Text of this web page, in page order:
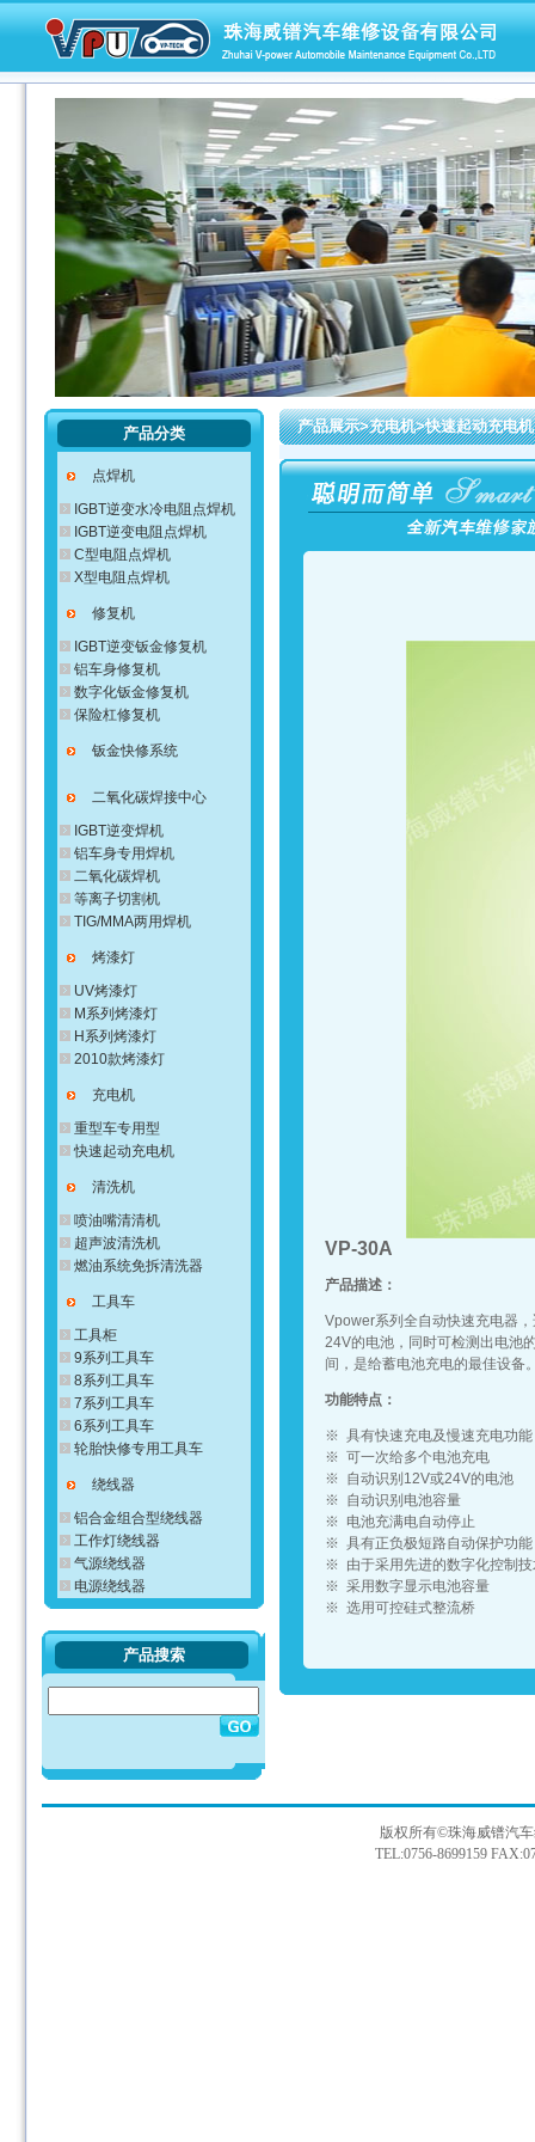
产品分类
点焊机
IGBT逆变水冷电阻点焊机
IGBT逆变电阻点焊机
C型电阻点焊机
X型电阻点焊机
修复机
IGBT逆变钣金修复机
铝车身修复机
数字化钣金修复机
保险杠修复机
钣金快修系统
二氧化碳焊接中心
IGBT逆变焊机
铝车身专用焊机
二氧化碳焊机
等离子切割机
TIG/MMA两用焊机
烤漆灯
UV烤漆灯
M系列烤漆灯
H系列烤漆灯
2010款烤漆灯
充电机
重型车专用型
快速起动充电机
清洗机
喷油嘴清清机
超声波清洗机
燃油系统免拆清洗器
工具车
工具柜
9系列工具车
8系列工具车
7系列工具车
6系列工具车
轮胎快修专用工具车
绕线器
铝合金组合型绕线器
工作灯绕线器
气源绕线器
电源绕线器
产品搜索
产品展示>充电机>快速起动充电机
VP-30A
产品描述：
Vpower系列全自动快速充电器
24V的电池，同时可检测出电池
间，是给蓄电池充电的最佳设备
功能特点：
※ 具有快速充电及慢速充电功能
※ 可一次给多个电池充电
※ 自动识别12V或24V的电池
※ 自动识别电池容量
※ 电池充满电自动停止
※ 具有正负极短路自动保护功能
※ 由于采用先进的数字化控制技
※ 采用数字显示电池容量
※ 选用可控硅式整流桥
版权所有©珠海威镨汽
TEL:0756-8699159